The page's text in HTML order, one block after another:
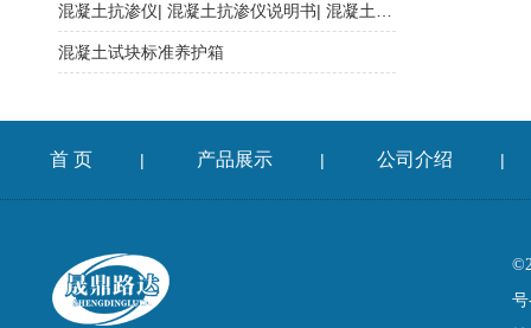
混凝土试块标准养护箱
首 页 | 产品展示 | 公司介绍 |
号